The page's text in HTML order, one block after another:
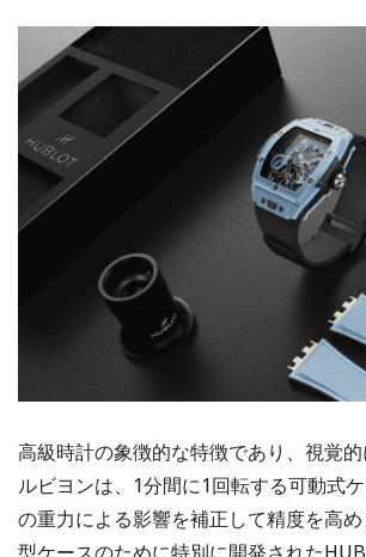
高級時計の象徴的な特徴であり、視覚
ルビヨンは、1分間に1回転する可動式
の重力による影響を補正して精度を高